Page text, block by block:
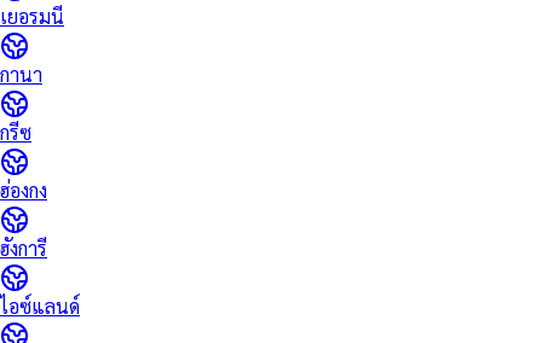
เยอรมนี
กานา
กรีซ
ฮ่องกง
ฮังการี
ไอซ์แลนด์